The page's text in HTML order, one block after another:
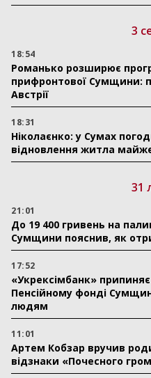
3
18:54
Романько розширює
прифронтової Сумщини:
Австрії
18:31
Ніколаєнко: у Сумах
відновлення житла
31
21:01
До 19 400 гривень на
Сумщини пояснив, як
17:52
«Укрексімбанк»
Пенсійному фонді
людям
11:01
Артем Кобзар вручив
відзнаки «Почесного